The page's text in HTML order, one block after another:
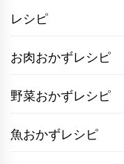
ョ
レシピ
お肉おかずレシピ
野菜おかずレシピ
魚おかずレシピ